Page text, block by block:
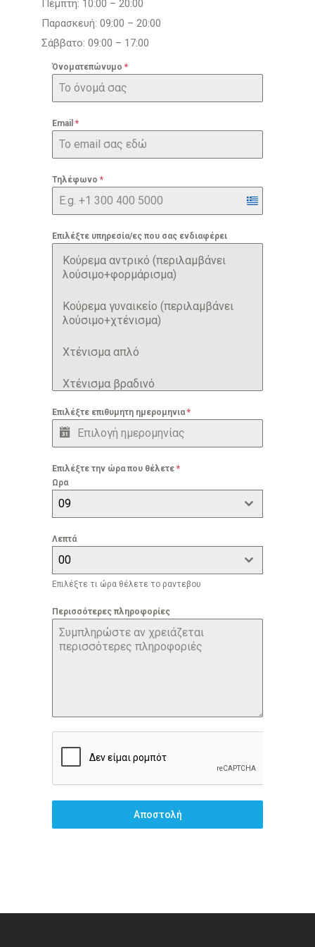
Πέμπτη: 10:00 – 20:00
Παρασκευή: 09:00 – 20:00
Σάββατο: 09:00 – 17:00
Όνοματεπώνυμο *
Email *
Τηλέφωνο *
Greece
Επιλέξτε υπηρεσία/ες που σας ενδιαφέρει
Κούρεμα αντρικό (περιλαμβάνει
λούσιμο+φορμάρισμα)
Κούρεμα γυναικείο (περιλαμβάνει
λούσιμο+χτένισμα)
Xτένισμα απλό
Xτένισμα βραδινό
Bαφή
Ανταύγειες
Balayage
Brazilian keratin
Εντατική θεραπεία μαλλιών
Μανικιούρ
Πεντικιούρ
Επιλέξτε επιθυμητη ημερομηνια*
Επιλέξτε την ώρα που θέλετε *
Ωρα
09
Λεπτά
00
Επιλέξτε τι ώρα θέλετε το ραντεβου
Περισσότερες πληροφορίες
Αποστολή